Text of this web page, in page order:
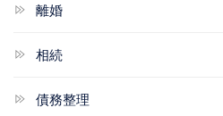
離婚
相続
債務整理